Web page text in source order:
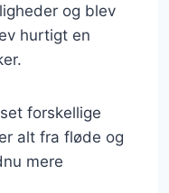
og blev
hurtigt en
forskellige
alt fra fløde og
mere